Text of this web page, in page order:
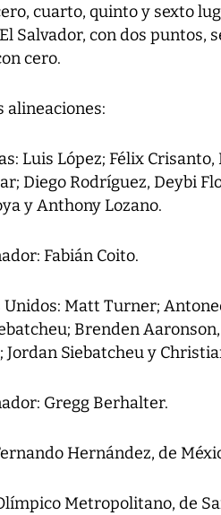
cuarto, quinto y sexto
Salvador, con dos puntos,
cero.
alineaciones:
Luis López; Félix
Diego Rodríguez, Deybi
y Anthony Lozano.
Fabián Coito.
Unidos: Matt Turner;
Brenden
Jordan Siebatcheu y
Gregg Berhalter.
Hernández, de
Metropolitano, de